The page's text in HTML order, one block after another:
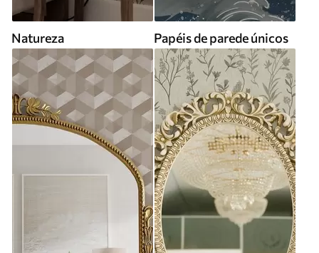
Natureza Papéis de parede únicos